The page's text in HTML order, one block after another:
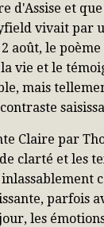
d'Assise et
vivait par
août, le
vie et le
mais
Claire par
clarté et les
parfois
les